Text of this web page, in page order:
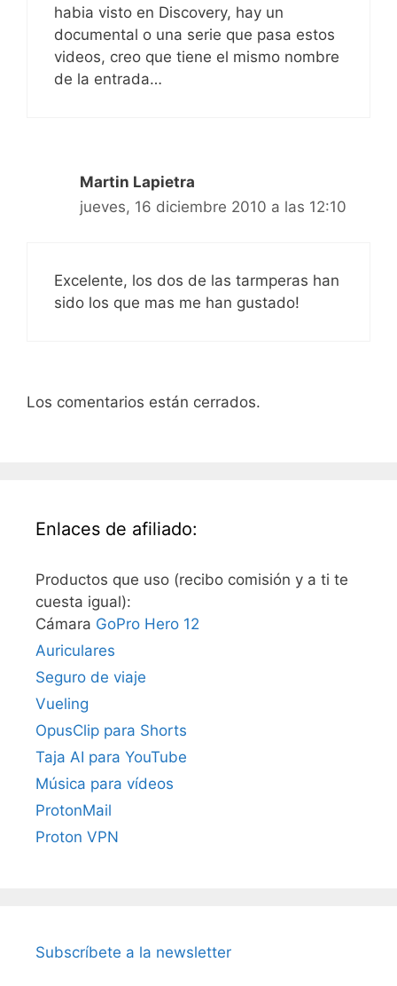
habia visto en Discovery, hay un
documental o una serie que pasa estos
videos, creo que tiene el mismo nombre
de la entrada…
Martin Lapietra
jueves, 16 diciembre 2010 a las 12:10
Excelente, los dos de las tarmperas han
sido los que mas me han gustado!
Los comentarios están cerrados.
Enlaces de afiliado:
Productos que uso (recibo comisión y a ti te
cuesta igual):
Cámara GoPro Hero 12
Auriculares
Seguro de viaje
Vueling
OpusClip para Shorts
Taja AI para YouTube
Música para vídeos
ProtonMail
Proton VPN
Subscríbete a la newsletter